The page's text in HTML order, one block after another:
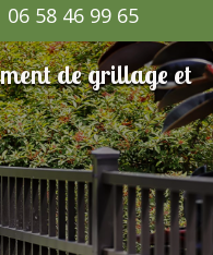
06 58 46 99 65
de grillage et